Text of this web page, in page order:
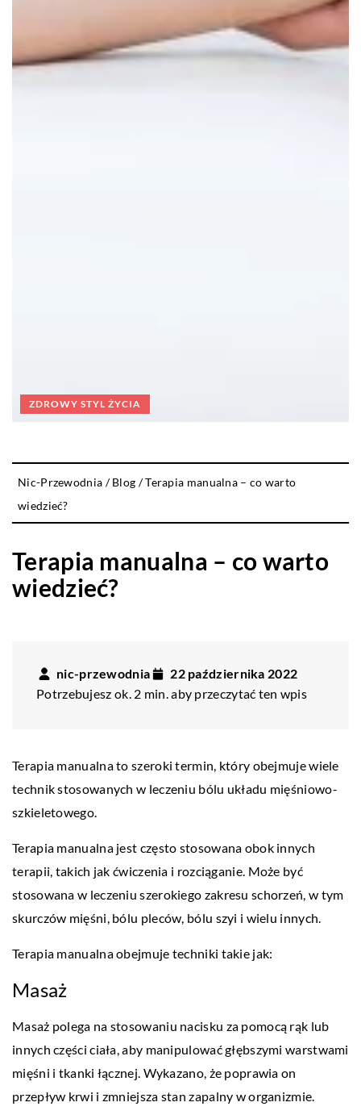
ZDROWY STYL ŻYCIA
Nic-Przewodnia /Blog /Terapia manualna – co warto
wiedzieć?
Terapia manualna – co warto
wiedzieć?
nic-przewodnia
22 października 2022
Potrzebujesz ok. 2 min. aby przeczytać ten wpis
Terapia manualna to szeroki termin, który obejmuje wiele
technik stosowanych w leczeniu bólu układu mięśniowo-
szkieletowego.
Terapia manualna jest często stosowana obok innych
terapii, takich jak ćwiczenia i rozciąganie. Może być
stosowana w leczeniu szerokiego zakresu schorzeń, w tym
skurczów mięśni, bólu pleców, bólu szyi i wielu innych.
Terapia manualna obejmuje techniki takie jak:
Masaż
Masaż polega na stosowaniu nacisku za pomocą rąk lub
innych części ciała, aby manipulować głębszymi warstwami
mięśni i tkanki łącznej. Wykazano, że poprawia on
przepływ krwi i zmniejsza stan zapalny w organizmie.